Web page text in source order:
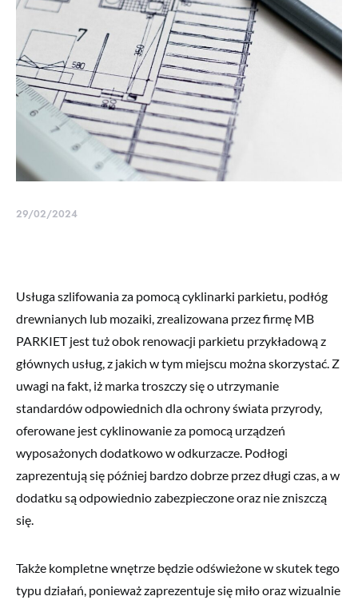
29/02/2024
Usługa szlifowania za pomocą cyklinarki parkietu, podłóg
drewnianych lub mozaiki, zrealizowana przez firmę MB
PARKIET jest tuż obok renowacji parkietu przykładową z
głównych usług, z jakich w tym miejscu można skorzystać. Z
uwagi na fakt, iż marka troszczy się o utrzymanie
standardów odpowiednich dla ochrony świata przyrody,
oferowane jest cyklinowanie za pomocą urządzeń
wyposażonych dodatkowo w odkurzacze. Podłogi
zaprezentują się później bardzo dobrze przez długi czas, a w
dodatku są odpowiednio zabezpieczone oraz nie zniszczą
się.
Także kompletne wnętrze będzie odświeżone w skutek tego
typu działań, ponieważ zaprezentuje się miło oraz wizualnie